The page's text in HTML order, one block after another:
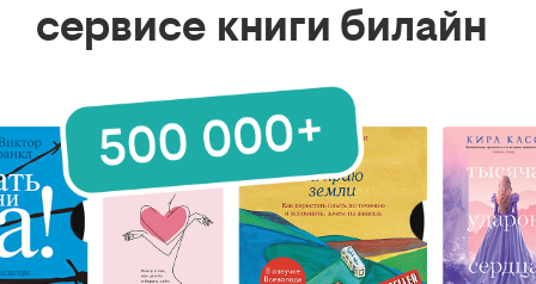
сервисе книги билайн